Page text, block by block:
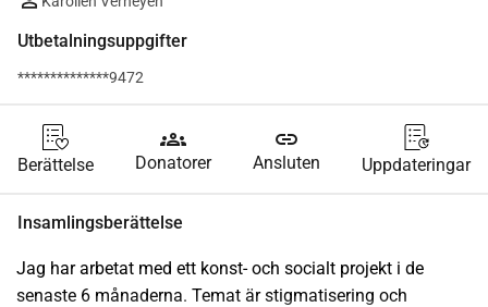
Utbetalningsuppgifter
**************9472
Berättelse
groups
Donatorer
link
Ansluten Uppdateringar
Insamlingsberättelse
Jag har arbetat med ett konst- och socialt projekt i de
senaste 6 månaderna. Temat är stigmatisering och